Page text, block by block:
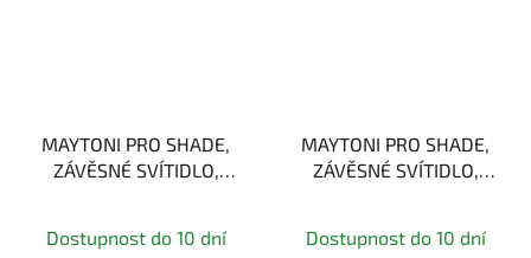
MAYTONI PRO SHADE,
ZÁVĚSNÉ SVÍTIDLO,
Dostupnost do 10 dní
MAYTONI PRO SHADE,
ZÁVĚSNÉ SVÍTIDLO,
Dostupnost do 10 dní